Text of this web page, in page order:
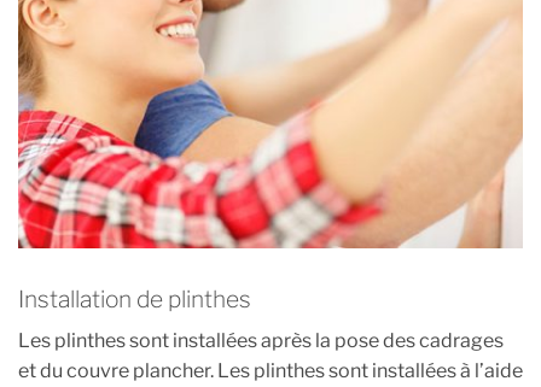
Installation de plinthes
Les plinthes sont installées après la pose des cadrages
et du couvre plancher. Les plinthes sont installées à l’aide